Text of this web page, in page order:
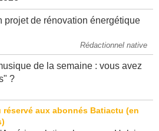
Rédactionnel native
de la semaine : vous avez